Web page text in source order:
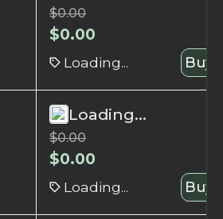
$0.00
$0.00
Loading... Buy
Loading...
$0.00
$0.00
Loading... Buy